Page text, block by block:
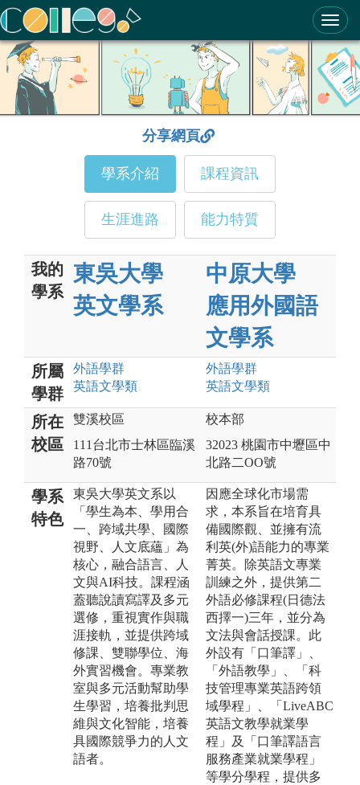
ColleGo! 大學選才與高中育才輔助系統
分享網頁
學系介紹 課程資訊
生涯進路 能力特質
我的
學系
東吳大學
英文學系
中原大學
應用外國語
文學系
所屬
學群
外語學群
英語文學類
外語學群
英語文學類
所在
校區
雙溪校區
111台北市士林區臨溪
路70號
校本部
32023 桃園市中壢區中
北路二OO號
學系
特色
東吳大學英文系以
「學生為本、學用合
一、跨域共學、國際
視野、人文底蘊」為
核心，融合語言、人
文與AI科技。課程涵
蓋聽說讀寫譯及多元
選修，重視實作與職
涯接軌，並提供跨域
修課、雙聯學位、海
外實習機會。專業教
室與多元活動幫助學
生學習，培養批判思
維與文化智能，培養
具國際競爭力的人文
語者。
因應全球化市場需
求，本系旨在培育具
備國際觀、並擁有流
利英(外)語能力的專業
菁英。除英語文專業
訓練之外，提供第二
外語必修課程(日德法
西擇一)三年，並分為
文法與會話授課。此
外設有「口筆譯」、
「外語教學」、「科
技管理專業英語跨領
域學程」、「LiveABC
英語文教學就業學
程」及「口筆譯語言
服務產業就業學程」
等學分學程，提供多